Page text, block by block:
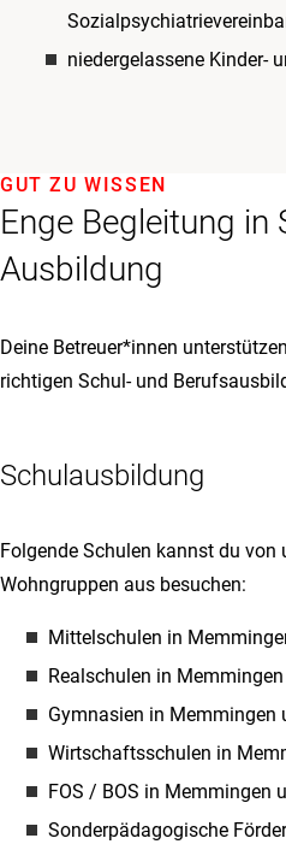
niedergelassene Kinder-
Enge Begleitung in
Ausbildung
GUT ZU WISSEN
Deine Betreuer*innen
richtigen Schul- und
Schulausbildung
Folgende Schulen kannst du von
Wohngruppen aus besuchen:
Mittelschulen in
Realschulen in
Gymnasien in Memmingen
Wirtschaftsschulen in
FOS / BOS in Memmingen
Sonderpädagogische